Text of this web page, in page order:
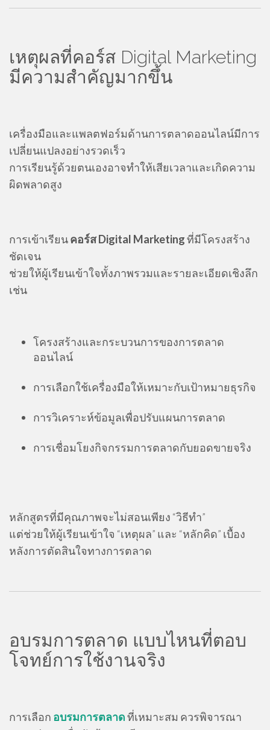
เหตุผลที่คอร์ส Digital Marketing
มีความสำคัญมากขึ้น
เครื่องมือและแพลตฟอร์มด้านการตลาดออนไลน์มีการ
เปลี่ยนแปลงอย่างรวดเร็ว
การเรียนรู้ด้วยตนเองอาจทำให้เสียเวลาและเกิดความ
ผิดพลาดสูง
การเข้าเรียนคอร์ส Digital Marketingที่มีโครงสร้าง
ชัดเจน
ช่วยให้ผู้เรียนเข้าใจทั้งภาพรวมและรายละเอียดเชิงลึก
เช่น
โครงสร้างและกระบวนการของการตลาด
ออนไลน์
การเลือกใช้เครื่องมือให้เหมาะกับเป้าหมายธุรกิจ
การวิเคราะห์ข้อมูลเพื่อปรับแผนการตลาด
การเชื่อมโยงกิจกรรมการตลาดกับยอดขายจริง
หลักสูตรที่มีคุณภาพจะไม่สอนเพียง “วิธีทำ”
แต่ช่วยให้ผู้เรียนเข้าใจ “เหตุผล” และ “หลักคิด” เบื้อง
หลังการตัดสินใจทางการตลาด
อบรมการตลาด แบบไหนที่ตอบ
โจทย์การใช้งานจริง
การเลือก อบรมการตลาดที่เหมาะสม ควรพิจารณา